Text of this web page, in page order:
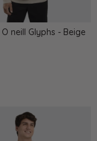
neill Glyphs - Beige